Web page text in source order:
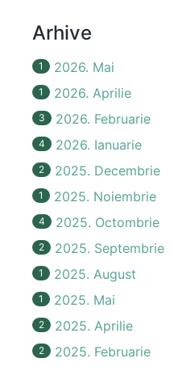
Arhive
1 2026. Mai
1 2026. Aprilie
3 2026. Februarie
4 2026. Ianuarie
2 2025. Decembrie
1 2025. Noiembrie
4 2025. Octombrie
2 2025. Septembrie
1 2025. August
1 2025. Mai
2 2025. Aprilie
2 2025. Februarie